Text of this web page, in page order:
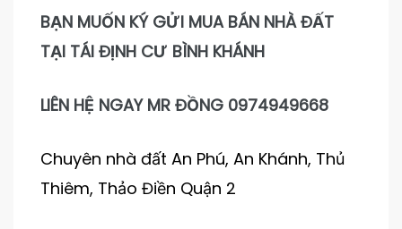
BẠN MUỐN KÝ GỬI MUA BÁN NHÀ ĐẤT
TẠI TÁI ĐỊNH CƯ BÌNH KHÁNH
LIÊN HỆ NGAY MR ĐỒNG 0974949668
Chuyên nhà đất An Phú, An Khánh, Thủ
Thiêm, Thảo Điền Quận 2